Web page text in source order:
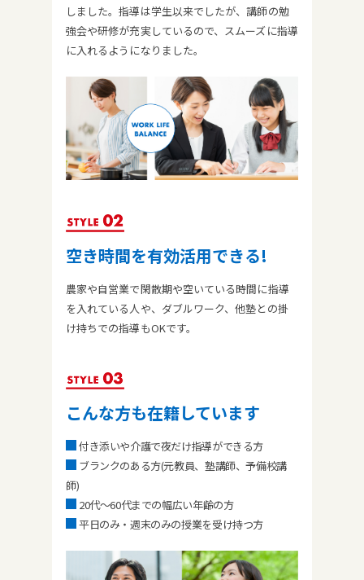
しました。指導は学生以来でしたが、講師の勉
強会や研修が充実しているので、スムーズに指導
に入れるようになりました。
空き時間を有効活用できる!
農家や自営業で閑散期や空いている時間に指導
を入れている人や、ダブルワーク、他塾との掛
け持ちでの指導もOKです。
こんな方も在籍しています
付き添いや介護で夜だけ指導ができる方
ブランクのある方(元教員、塾講師、予備校講
師)
20代〜60代までの幅広い年齢の方
平日のみ・週末のみの授業を受け持つ方